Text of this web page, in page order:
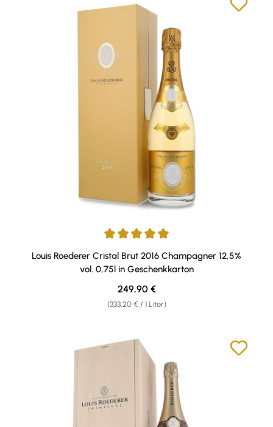
Durchschnittliche Bewertung von 5 von 5 Sternen
Louis Roederer Cristal Brut 2016 Champagner 12,5%
vol. 0,75l in Geschenkkarton
(333,20 € / 1 Liter)
Regulärer Preis:
249,90 €